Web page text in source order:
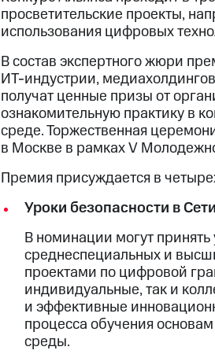
просветительские проекты,
использования цифровых
В состав экспертного жюри
ИТ-индустрии,
получат ценные призы от
ознакомительную практику в
среде. Торжественная
в Москве в рамках V
Премия присуждается в
Уроки безопасности в Сети
В номинации могут
среднеспециальных и
проектами по цифровой
индивидуальные, так и
и эффективные
процесса обучения
среды.